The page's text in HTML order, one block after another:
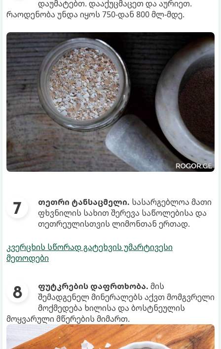
დაუმატებთ. დააქუცმაცეთ და აურიეთ.
რაოდენობა უნდა იყოს 750-დან 800 მლ-მდე.
თეთრი ტანსაცმელი. სასარგებლოა მათი
ფხვნილის სახით შერევა საწოლებისა და
თეთრეულისთვის ლიმონთან ერთად.
კვერცხის სწორად გატეხვის უმარტივესი
მეთოდები
ფუტკრების დაფრთხობა. მის
შემადგენელ მინერალებს აქვთ მომგვრელი
მოქმედება ხილისა და ბოსტნეულის
მოყვარული მწერების მიმართ.